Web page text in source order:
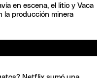
en escena, el litio y Vaca
la producción minera